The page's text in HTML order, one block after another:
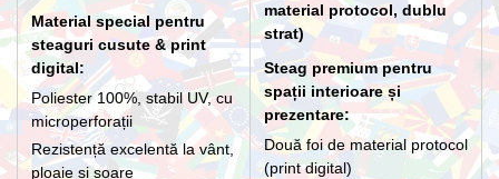
Material special pentru
steaguri cusute & print
digital:
Poliester 100%, stabil UV, cu
microperforații
Rezistență excelentă la vânt,
ploaie și soare
material protocol, dublu
strat)
Steag premium pentru
spații interioare și
prezentare:
Două foi de material protocol
(print digital)